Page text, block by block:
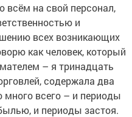
всём на свой персонал,
и
всех возникающих
как человек, который
– я тринадцать
содержала два
всего – и периоды
и периоды застоя.